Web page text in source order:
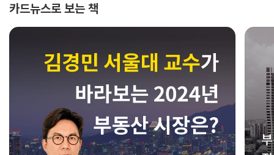
카드뉴스로 보는 책